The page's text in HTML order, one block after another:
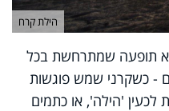
הילת קרח
תופעה שמתרחשת בכל
- כשקרני שמש פוגשות
לכעין 'הילה', או כתמים